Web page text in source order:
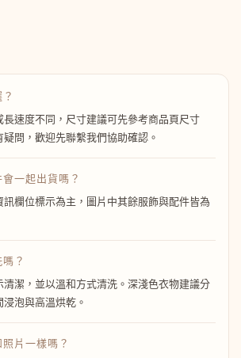
長速度不同，尺寸建議可先參考商品頁尺寸
問，歡迎先聯繫我們協助確認。
一起出貨嗎？
欄位標示為主，圖片中其餘服飾與配件皆為
？
清潔，並以溫和方式清洗。深淺色衣物建議分
泡與高溫烘乾。
片一樣嗎？